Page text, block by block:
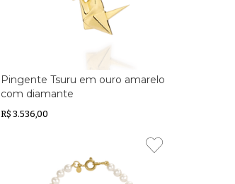
Pingente Tsuru em ouro amarelo
com diamante
R$ 3.536,00